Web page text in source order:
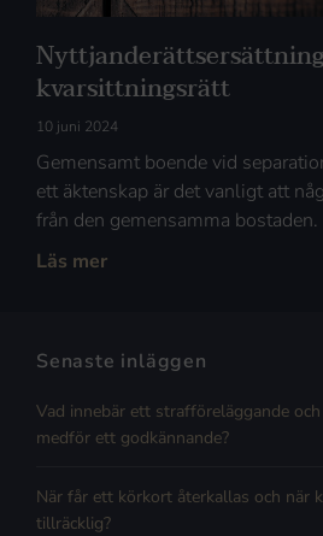
kvarsittningsrätt
10 juni 2024
Gemensamt boende vid
ett äktenskap är det vanligt att
från den gemensamma
Läs mer
Senaste inläggen
Vad innebär ett strafföreläggande
medför ett godkännande?
När får ett körkort återkallas och när
tillräcklig?